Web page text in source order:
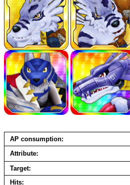
AP consumption
Attribute
Target
Hits